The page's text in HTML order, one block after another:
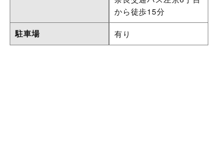
から徒歩15分
駐車場
有り